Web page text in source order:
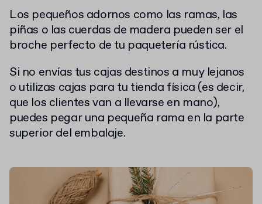
Los pequeños adornos como las ramas, las
piñas o las cuerdas de madera pueden ser el
broche perfecto de tu paquetería rústica.
Si no envías tus cajas destinos a muy lejanos
o utilizas cajas para tu tienda física (es decir,
que los clientes van a llevarse en mano),
puedes pegar una pequeña rama en la parte
superior del embalaje.